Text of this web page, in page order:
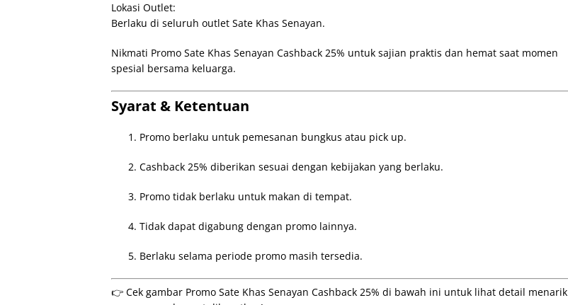
Lokasi Outlet:
Berlaku di seluruh outlet Sate Khas Senayan.
Nikmati Promo Sate Khas Senayan Cashback 25% untuk sajian praktis dan hemat saat momen
spesial bersama keluarga.
Syarat & Ketentuan
Promo berlaku untuk pemesanan bungkus atau pick up.
Cashback 25% diberikan sesuai dengan kebijakan yang berlaku.
Promo tidak berlaku untuk makan di tempat.
Tidak dapat digabung dengan promo lainnya.
Berlaku selama periode promo masih tersedia.
👉 Cek gambar Promo Sate Khas Senayan Cashback 25% di bawah ini untuk lihat detail menarik